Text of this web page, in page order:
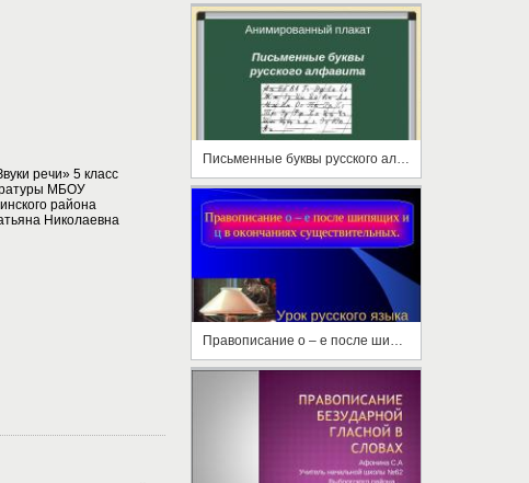
речи» 5 класс
МБОУ
района
Николаевна
Письменные буквы русского алфавита
Правописание о – е после шипящих и ц в окончаниях существительных